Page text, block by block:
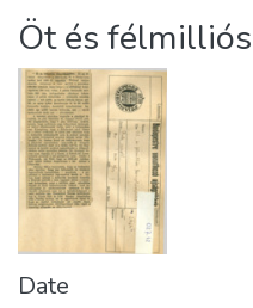
Statistics
About us
Öt és
Date